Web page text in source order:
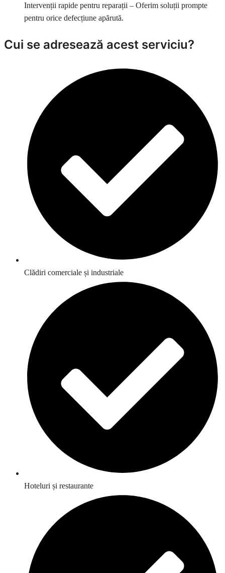
Intervenții rapide pentru reparații – Oferim soluții prompte
pentru orice defecțiune apărută.
Cui se adresează acest serviciu?
Clădiri comerciale și industriale
Hoteluri și restaurante